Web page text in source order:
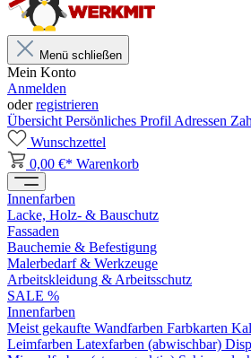
Menü schließen
Mein Konto
Anmelden
oderregistrieren
Übersicht Persönliches Profil Adressen
Wunschzettel
0,00 €* Warenkorb
Innenfarben
Lacke, Holz- & Bauschutz
Fassaden
Bauchemie & Befestigung
Malerbedarf & Werkzeuge
Arbeitskleidung & Arbeitsschutz
SALE %
Innenfarben
Meist gekaufte Wandfarben Farbkarten
Leimfarben Latexfarben (abwischbar)